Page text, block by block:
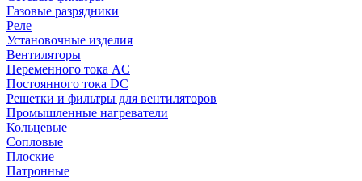
Газовые разрядники
Реле
Установочные изделия
Вентиляторы
Переменного тока AC
Постоянного тока DC
Решетки и фильтры для вентиляторов
Промышленные нагреватели
Кольцевые
Сопловые
Плоские
Патронные